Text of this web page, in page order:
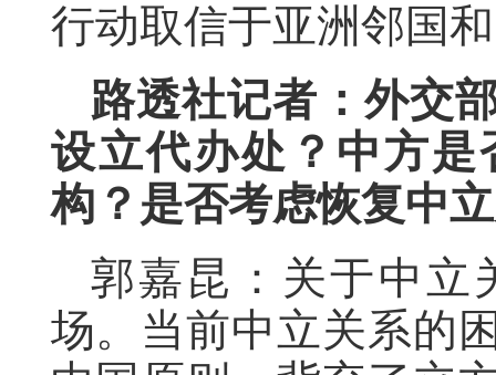
行动取信于亚洲邻国
路透社记者：外交
设立代办处？中方
构？是否考虑恢复中
郭嘉昆：关于中立
场。当前中立关系的